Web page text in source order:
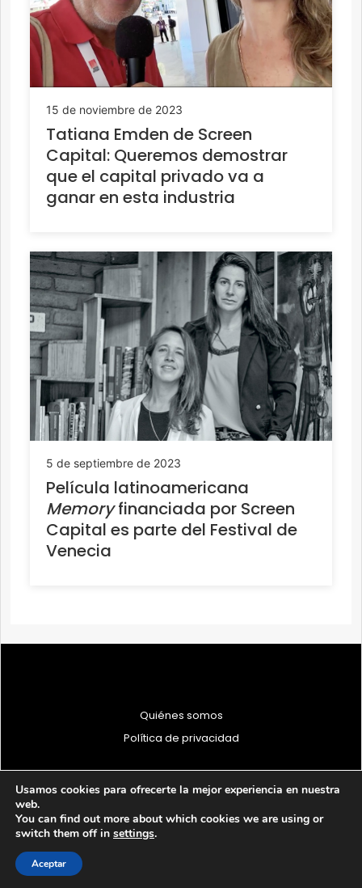
15 de noviembre de 2023
Tatiana Emden de Screen
Capital: Queremos demostrar
que el capital privado va a
ganar en esta industria
5 de septiembre de 2023
Película latinoamericana
Memoryfinanciada por Screen
Capital es parte del Festival de
Venecia
Quiénes somos
Política de privacidad
© 1997 - 2026 PRODU - Todos los derechos reservados
Usamos cookies para ofrecerte la mejor experiencia en nuestra
web.
You can find out more about which cookies we are using or
switch them off in settings.
Aceptar